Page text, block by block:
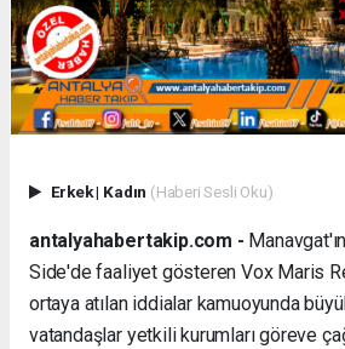
Erkek| Kadın (Haberi Sesli Oku)
antalyahabertakip.com -
Side'de faaliyet gösteren Vox Maris
ortaya atılan iddialar kamuoyunda
vatandaşlar yetkili kurumları göreve